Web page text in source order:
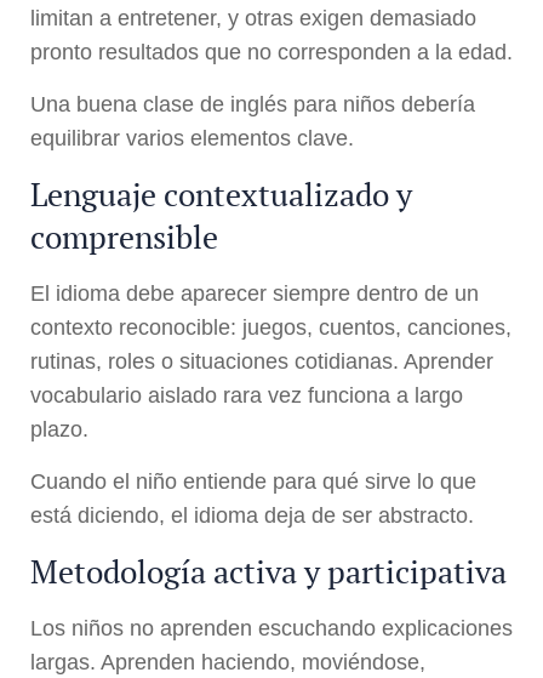
limitan a entretener, y otras exigen demasiado
pronto resultados que no corresponden a la edad.
Una buena clase de inglés para niños debería
equilibrar varios elementos clave.
Lenguaje contextualizado y
comprensible
El idioma debe aparecer siempre dentro de un
contexto reconocible: juegos, cuentos, canciones,
rutinas, roles o situaciones cotidianas. Aprender
vocabulario aislado rara vez funciona a largo
plazo.
Cuando el niño entiende para qué sirve lo que
está diciendo, el idioma deja de ser abstracto.
Metodología activa y participativa
Los niños no aprenden escuchando explicaciones
largas. Aprenden haciendo, moviéndose,